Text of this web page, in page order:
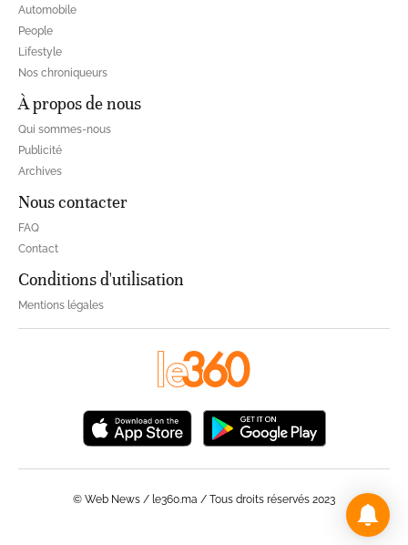
Automobile
People
Lifestyle
Nos chroniqueurs
À propos de nous
Qui sommes-nous
Publicité
Archives
Nous contacter
FAQ
Contact
Conditions d'utilisation
Mentions légales
© Web News / le360.ma / Tous droits réservés 2023